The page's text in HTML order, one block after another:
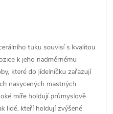
tuku souvisí s kvalitou
k jeho nadměrnému
které do jídelníčku zařazují
nasycených mastných
míře holdují průmyslově
lidé, kteří holdují zvýšené